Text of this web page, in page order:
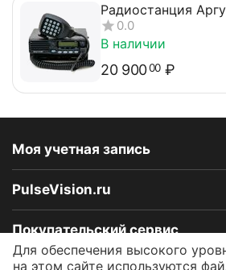
Радиостанция
0.0
В наличии
20 90000 ₽
Моя учетная запись
PulseVision.ru
Покупательский сервис
Для обеспечения высокого
на этом сайте используются